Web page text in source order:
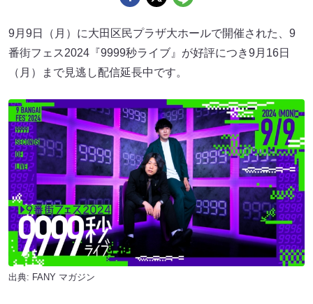
9月9日（月）に大田区民プラザ大ホールで開催された、9
番街フェス2024『9999秒ライブ』が好評につき9月16日
（月）まで見逃し配信延長中です。
出典: FANY マガジン